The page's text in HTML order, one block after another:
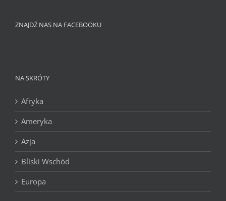
ZNAJDŹ NAS NA FACEBOOKU
NA SKRÓTY
Afryka
Ameryka
Azja
Bliski Wschód
Europa